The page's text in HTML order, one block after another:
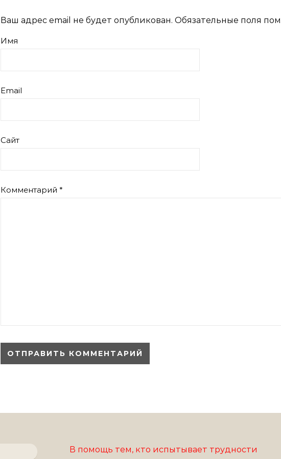
Ваш адрес email не будет опубликован. Обязательные поля
Имя
Email
Сайт
Комментарий *
В помощь тем, кто испытывает трудности